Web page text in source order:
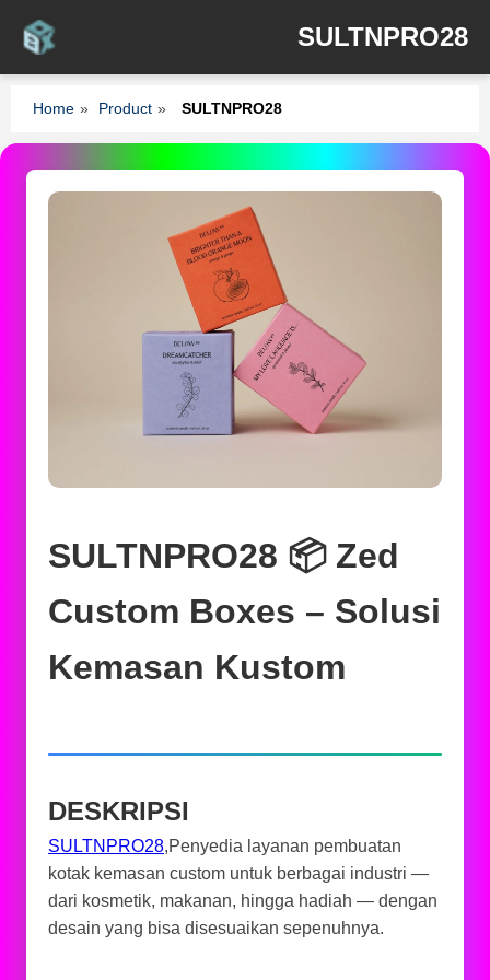
SULTNPRO28
Home » Product » SULTNPRO28
SULTNPRO28 📦 Zed
Custom Boxes – Solusi
Kemasan Kustom
DESKRIPSI
SULTNPRO28,Penyedia layanan pembuatan
kotak kemasan custom untuk berbagai industri —
dari kosmetik, makanan, hingga hadiah — dengan
desain yang bisa disesuaikan sepenuhnya.